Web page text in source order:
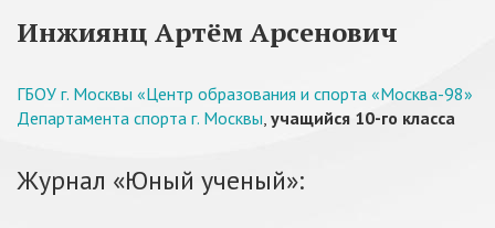
Инжиянц Артём Арсенович
ГБОУ г. Москвы «Центр образования и спорта «Москва-98»
Департамента спорта г. Москвы, учащийся 10-го класса
Журнал «Юный ученый»: